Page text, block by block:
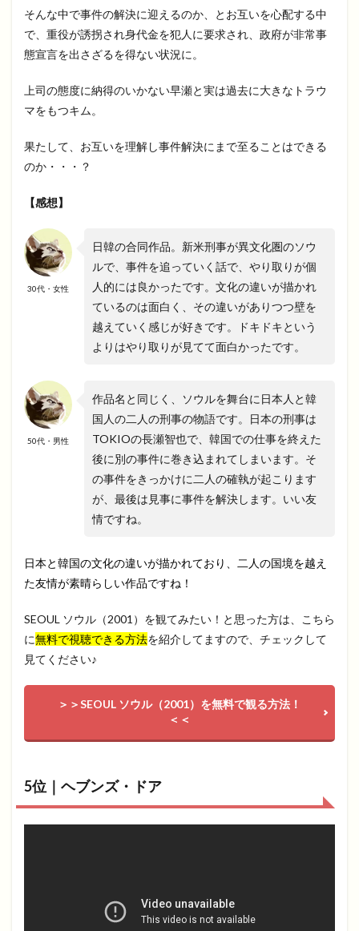
そんな中で事件の解決に迎えるのか、とお互いを心配する中
で、重役が誘拐され身代金を犯人に要求され、政府が非常事
態宣言を出さざるを得ない状況に。
上司の態度に納得のいかない早瀬と実は過去に大きなトラウ
マをもつキム。
果たして、お互いを理解し事件解決にまで至ることはできる
のか・・・？
【感想】
30代・女性
日韓の合同作品。新米刑事が異文化圏のソウ
ルで、事件を追っていく話で、やり取りが個
人的には良かったです。文化の違いが描かれ
ているのは面白く、その違いがありつつ壁を
越えていく感じが好きです。ドキドキという
よりはやり取りが見てて面白かったです。
50代・男性
作品名と同じく、ソウルを舞台に日本人と韓
国人の二人の刑事の物語です。日本の刑事は
TOKIOの長瀬智也で、韓国での仕事を終えた
後に別の事件に巻き込まれてしまいます。そ
の事件をきっかけに二人の確執が起こります
が、最後は見事に事件を解決します。いい友
情ですね。
日本と韓国の文化の違いが描かれており、二人の国境を越え
た友情が素晴らしい作品ですね！
SEOUL ソウル（2001）を観てみたい！と思った方は、こちら
に無料で視聴できる方法を紹介してますので、チェックして
見てください♪
＞＞SEOUL ソウル（2001）を無料で観る方法！
＜＜
5位｜ヘブンズ・ドア